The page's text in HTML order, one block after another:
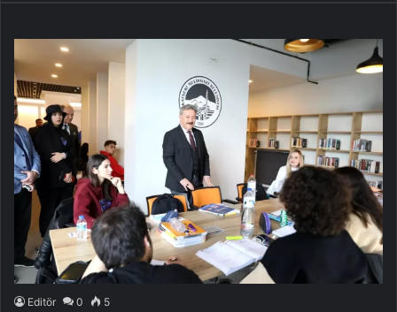
Editör 0 5